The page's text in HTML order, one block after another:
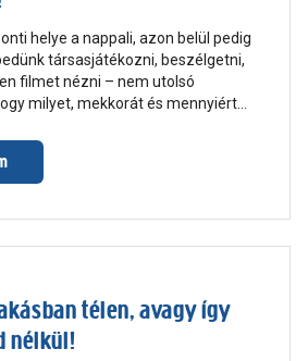
helye a nappali, azon belül pedig
társasjátékozni, beszélgetni,
filmet nézni – nem utolsó
milyet, mekkorát és mennyiért
télen, avagy így
nélkül!